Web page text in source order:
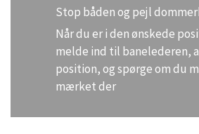
Stop båden og pejl
Når du er i den ønskede
melde ind til banelederen,
position, og spørge om du
mærket der